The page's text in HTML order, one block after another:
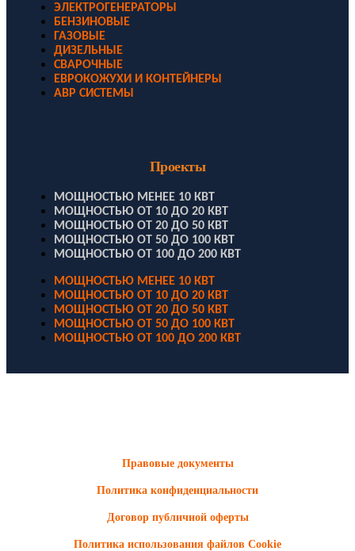
ЭЛЕКТРОГЕНЕРАТОРЫ
БЕНЗИНОВЫЕ
ГАЗОВЫЕ
ДИЗЕЛЬНЫЕ
СВАРОЧНЫЕ
ЕВРОКОЖУХИ И КОНТЕЙНЕРЫ
АВР СИСТЕМЫ
Проекты
МОЩНОСТЬЮ МЕНЕЕ 10 КВТ
МОЩНОСТЬЮ ОТ 10 ДО 20 КВТ
МОЩНОСТЬЮ ОТ 20 ДО 50 КВТ
МОЩНОСТЬЮ ОТ 50 ДО 100 КВТ
МОЩНОСТЬЮ ОТ 100 ДО 200 КВТ
МОЩНОСТЬЮ МЕНЕЕ 10 КВТ
МОЩНОСТЬЮ ОТ 10 ДО 20 КВТ
МОЩНОСТЬЮ ОТ 20 ДО 50 КВТ
МОЩНОСТЬЮ ОТ 50 ДО 100 КВТ
МОЩНОСТЬЮ ОТ 100 ДО 200 КВТ
Правовые документы
Политика конфиденциальности
Договор публичной оферты
Политика использования файлов Cookie